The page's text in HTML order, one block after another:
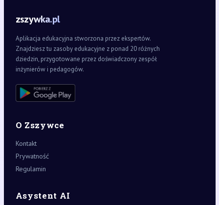
zszywka.pl
Aplikacja edukacyjna stworzona przez ekspertów.
Znajdziesz tu zasoby edukacyjne z ponad 20 różnych
dziedzin, przygotowane przez doświadczony zespół
inżynierów i pedagogów.
O Zszywce
Kontakt
Prywatność
Regulamin
Asystent AI